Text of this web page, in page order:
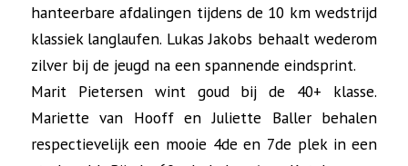
hanteerbare afdalingen tijdens de 10 km wedstrijd
klassiek langlaufen. Lukas Jakobs behaalt wederom
zilver bij de jeugd na een spannende eindsprint.
Marit Pietersen wint goud bij de 40+ klasse.
Mariette van Hooff en Juliette Baller behalen
respectievelijk een mooie 4de en 7de plek in een